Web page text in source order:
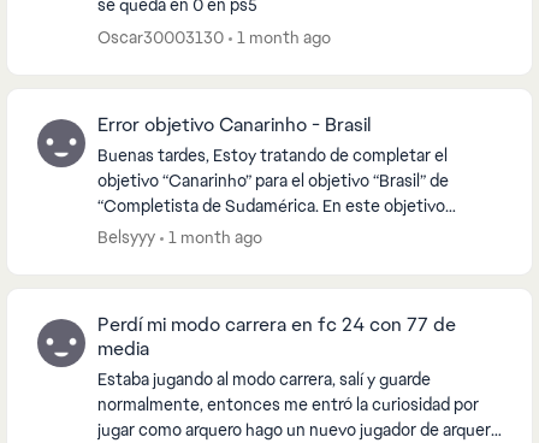
se queda en 0 en ps5
Oscar30003130
1 month ago
Error objetivo Canarinho - Brasil
Buenas tardes, Estoy tratando de completar el
objetivo “Canarinho” para el objetivo “Brasil” de
“Completista de Sudamérica. En este objetivo
obligan a completar una asistencia al primer toque
Belsyyy 1 month ago
Perdí mi modo carrera en fc 24 con 77 de
media
Estaba jugando al modo carrera, salí y guarde
normalmente, entonces me entró la curiosidad por
jugar como arquero hago un nuevo jugador de arquero